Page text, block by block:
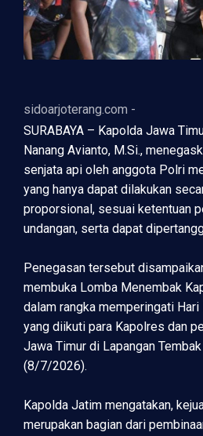
sidoarjoterang.com -
SURABAYA – Kapolda Jawa
Nanang Avianto, M.Si.,
senjata api oleh anggota Polri
yang hanya dapat dilakukan
proporsional, sesuai ketentuan
undangan, serta dapat
Penegasan tersebut
membuka Lomba Menembak
dalam rangka memperingati Hari
yang diikuti para Kapolres dan
Jawa Timur di Lapangan
(8/7/2026).
Kapolda Jatim mengatakan,
merupakan bagian dari